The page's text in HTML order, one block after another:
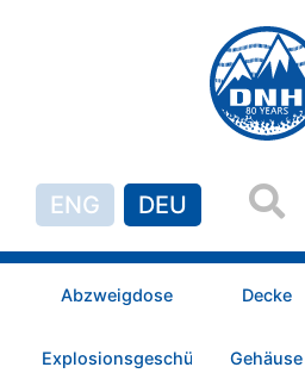
ENG DEU
Abzweigdose Decke
Explosionsgeschützt Gehäuse